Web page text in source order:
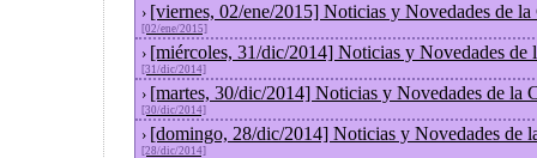
› [viernes, 02/ene/2015] Noticias y Novedades de
[02/ene/2015]
› [miércoles, 31/dic/2014] Noticias y Novedades de
[31/dic/2014]
› [martes, 30/dic/2014] Noticias y Novedades de la
[30/dic/2014]
› [domingo, 28/dic/2014] Noticias y Novedades de
[28/dic/2014]